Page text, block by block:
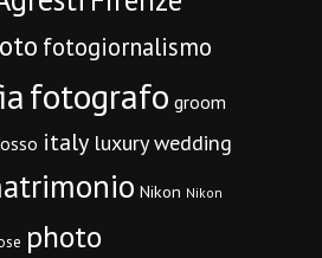
fotogiornalismo
fotografo groom
italy luxury wedding
Nikon Nikon
photo